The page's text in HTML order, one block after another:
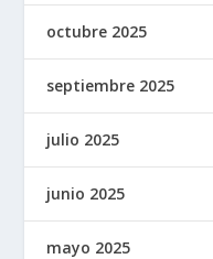
octubre 2025
septiembre 2025
julio 2025
junio 2025
mayo 2025